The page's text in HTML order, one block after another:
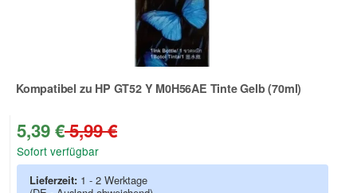
Kompatibel zu HP GT52 Y M0H56AE Tinte Gelb (70ml)
Zur Artikelbewertung
5,39 €5,99 €
Sofort verfügbar
Lieferzeit: 1 - 2 Werktage